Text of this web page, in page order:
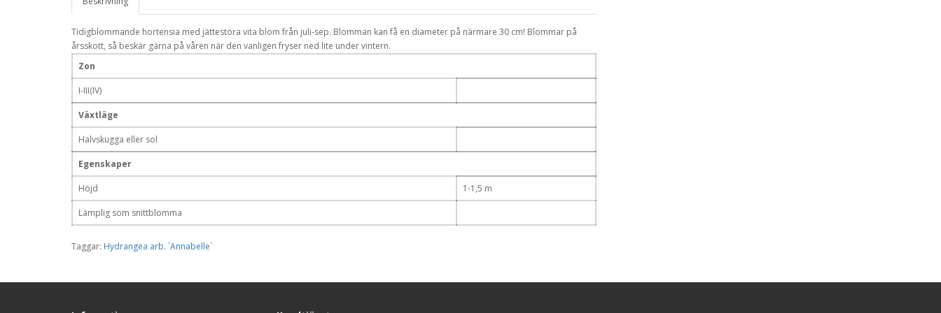
Tidigblommande hortensia med jättestora vita blom från juli-sep. Blomman kan få en diameter på närmare 30 cm! Blommar på
årsskott, så beskär gärna på våren när den vanligen fryser ned lite under vintern.
Zon
I-III(IV)
Växtläge
Halvskugga eller sol
Egenskaper
Höjd 1-1,5 m
Lämplig som snittblomma
Taggar: Hydrangea arb. `Annabelle`